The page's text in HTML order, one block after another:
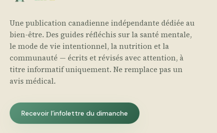
Une publication canadienne indépendante dédiée au
bien-être. Des guides réfléchis sur la santé mentale,
le mode de vie intentionnel, la nutrition et la
communauté — écrits et révisés avec attention, à
titre informatif uniquement. Ne remplace pas un
avis médical.
Recevoir l’infolettre du dimanche